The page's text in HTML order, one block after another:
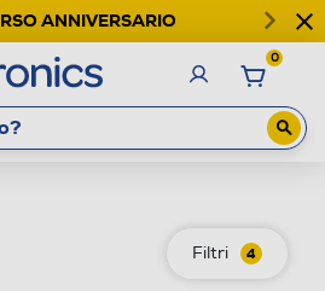
ANNIVERSARIO
0
Filtri 4